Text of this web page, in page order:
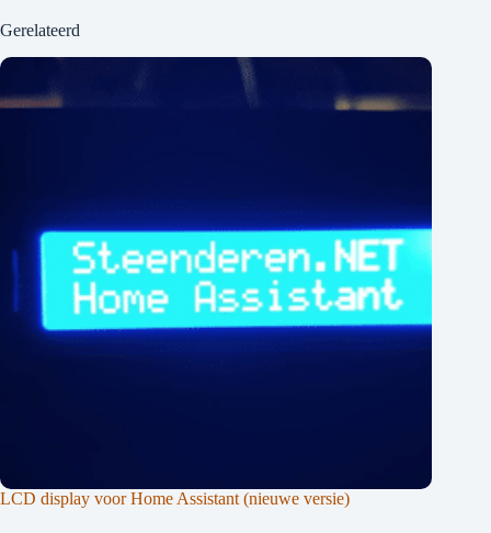
Gerelateerd
LCD display voor Home Assistant (nieuwe versie)